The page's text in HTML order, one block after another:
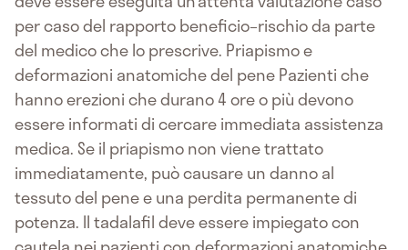
per caso del rapporto beneficio–rischio da parte
del medico che lo prescrive. Priapismo e
deformazioni anatomiche del pene Pazienti che
hanno erezioni che durano 4 ore o più devono
essere informati di cercare immediata assistenza
medica. Se il priapismo non viene trattato
immediatamente, può causare un danno al
tessuto del pene e una perdita permanente di
potenza. Il tadalafil deve essere impiegato con